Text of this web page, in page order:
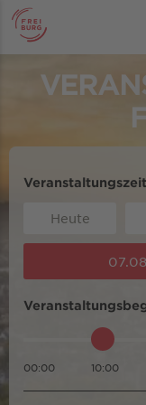
Heute
00:00 10:00